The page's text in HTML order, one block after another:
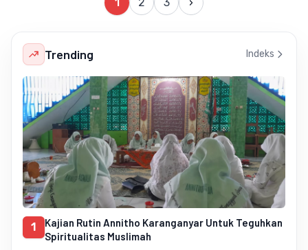
Trending Indeks
1
Kajian Rutin Annitho Karanganyar Untuk Teguhkan
Spiritualitas Muslimah